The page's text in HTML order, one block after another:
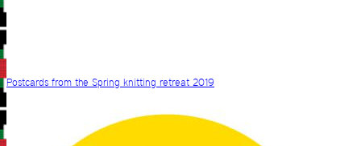
Postcards from the Spring knitting retreat 2019